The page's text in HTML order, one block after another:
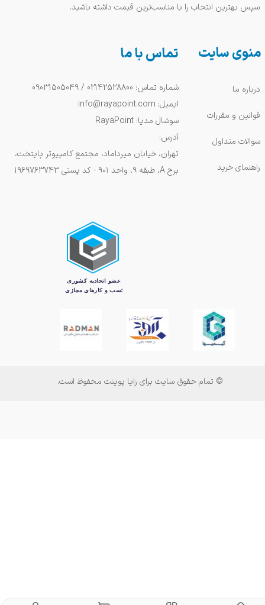
منوی سایت
درباره ما
قوانین و مقررات
سوالات متداول
راهنمای خرید
© تمام حقوق سایت برای رایا پوینت محفوظ است.
سپس بهترین انتخاب را با مناسب‌ترین قیمت داشته باشید.
تماس با ما
شماره تماس: 02142528800 / 09031505049
ایمیل: info@rayapoint.com
سوشال مدیا: RayaPoint
آدرس:
تهران، خیابان میرداماد، مجتمع کامپیوتر پایتخت،
برج A، طبقه ۹، واحد ۹۰۱ - کد پستی 1969763743